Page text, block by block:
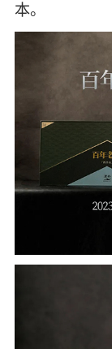
款2：百年老
传承16年，
性价比超高
茶）是津乔